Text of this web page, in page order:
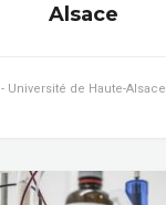
Alsace
Université de Haute-Alsace